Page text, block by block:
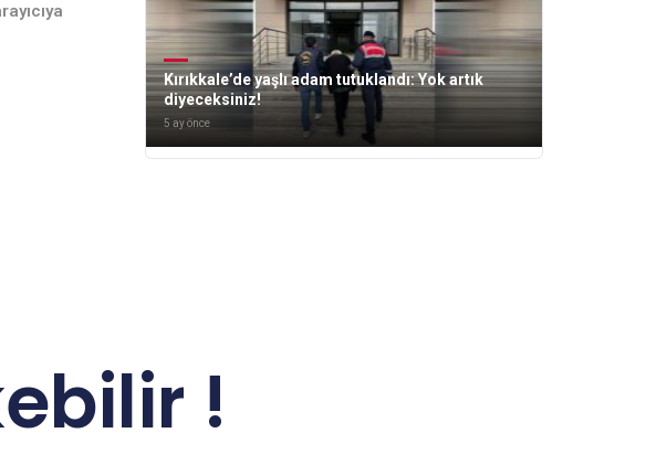
Kırıkkale’de yaşlı adam tutuklandı: Yok artık
diyeceksiniz!
5 ay önce
!